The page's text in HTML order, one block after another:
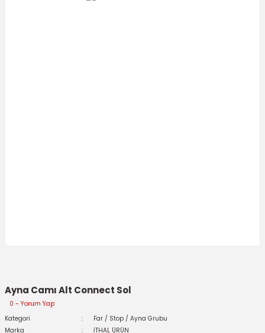
Ayna Camı Alt Connect Sol
0 - Yorum Yap
Kategori
Far / Stop / Ayna Grubu
Marka
İTHAL ÜRÜN